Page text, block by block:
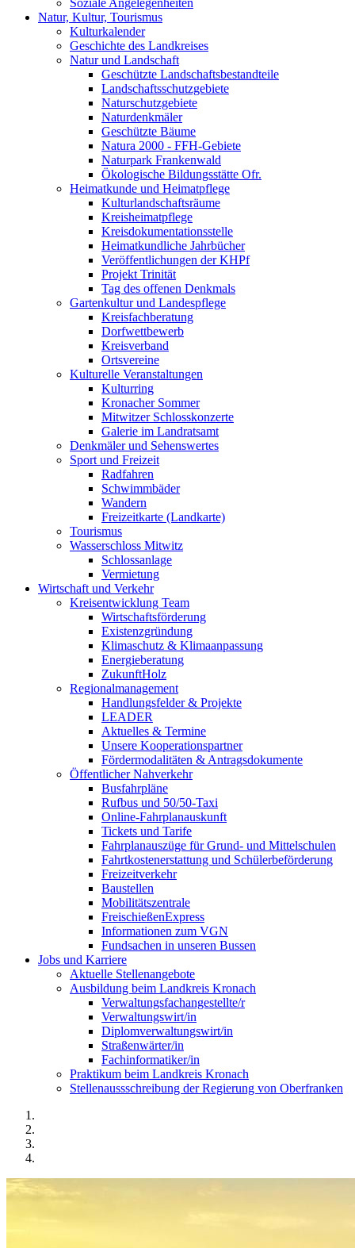
Soziale Angelegenheiten
Natur, Kultur, Tourismus
Kulturkalender
Geschichte des Landkreises
Natur und Landschaft
Geschützte Landschaftsbestandteile
Landschaftsschutzgebiete
Naturschutzgebiete
Naturdenkmäler
Geschützte Bäume
Natura 2000 - FFH-Gebiete
Naturpark Frankenwald
Ökologische Bildungsstätte Ofr.
Heimatkunde und Heimatpflege
Kulturlandschaftsräume
Kreisheimatpflege
Kreisdokumentationsstelle
Heimatkundliche Jahrbücher
Veröffentlichungen der KHPf
Projekt Trinität
Tag des offenen Denkmals
Gartenkultur und Landespflege
Kreisfachberatung
Dorfwettbewerb
Kreisverband
Ortsvereine
Kulturelle Veranstaltungen
Kulturring
Kronacher Sommer
Mitwitzer Schlosskonzerte
Galerie im Landratsamt
Denkmäler und Sehenswertes
Sport und Freizeit
Radfahren
Schwimmbäder
Wandern
Freizeitkarte (Landkarte)
Tourismus
Wasserschloss Mitwitz
Schlossanlage
Vermietung
Wirtschaft und Verkehr
Kreisentwicklung Team
Wirtschaftsförderung
Existenzgründung
Klimaschutz & Klimaanpassung
Energieberatung
ZukunftHolz
Regionalmanagement
Handlungsfelder & Projekte
LEADER
Aktuelles & Termine
Unsere Kooperationspartner
Fördermodalitäten & Antragsdokumente
Öffentlicher Nahverkehr
Busfahrpläne
Rufbus und 50/50-Taxi
Online-Fahrplanauskunft
Tickets und Tarife
Fahrplanauszüge für Grund- und Mittelschulen
Fahrtkostenerstattung und Schülerbeförderung
Freizeitverkehr
Baustellen
Mobilitätszentrale
FreischießenExpress
Informationen zum VGN
Fundsachen in unseren Bussen
Jobs und Karriere
Aktuelle Stellenangebote
Ausbildung beim Landkreis Kronach
Verwaltungsfachangestellte/r
Verwaltungswirt/in
Diplomverwaltungswirt/in
Straßenwärter/in
Fachinformatiker/in
Praktikum beim Landkreis Kronach
Stellenaussschreibung der Regierung von Oberfranken